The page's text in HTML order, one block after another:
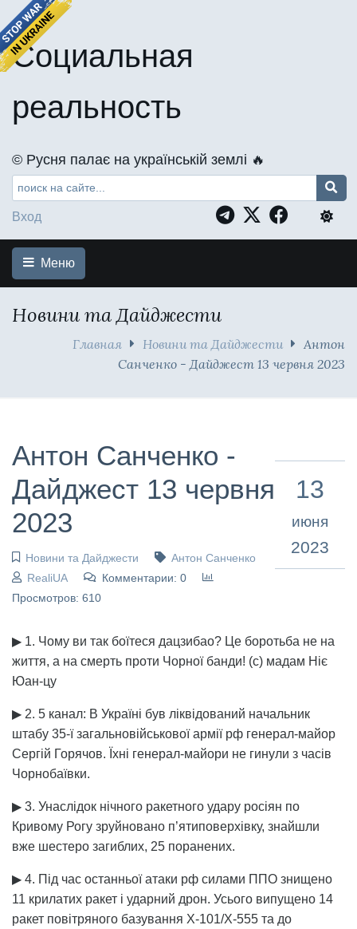
Социальная
реальность
©️ Русня палає на українській землі 🔥
Вход
Меню
Новини та Дайджести
Главная Новини та Дайджести
Антон
Санченко - Дайджест 13 червня 2023
Антон Санченко -
Дайджест 13 червня
2023
Новини та Дайджести
Антон Санченко
RealiUA
Комментарии: 0
Просмотров: 610
13
июня
2023
▶ 1. Чому ви так боїтеся дацзибао? Це боротьба не на
життя, а на смерть проти Чорної банди! (с) мадам Ніє
Юан-цу
▶ 2. 5 канал: В Україні був ліквідований начальник
штабу 35-ї загальновійськової армії рф генерал-майор
Сергій Горячов. Їхні генерал-майори не гинули з часів
Чорнобаївки.
▶ 3. Унаслідок нічного ракетного удару росіян по
Кривому Рогу зруйновано п’ятиповерхівку, знайшли
вже шестеро загиблих, 25 поранених.
▶ 4. Під час останньої атаки рф силами ППО знищено
11 крилатих ракет і ударний дрон. Усього випущено 14
ракет повітряного базування Х-101/Х-555 та до